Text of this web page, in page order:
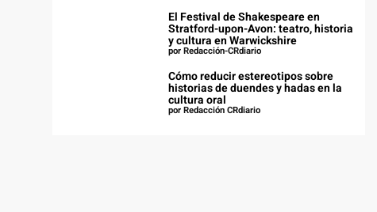
El Festival de Shakespeare en
Stratford-upon-Avon: teatro, historia
y cultura en Warwickshire
por Redacción-CRdiario
Cómo reducir estereotipos sobre
historias de duendes y hadas en la
cultura oral
por Redacción CRdiario